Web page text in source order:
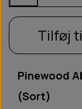
Tilføj
Pinewood
(Sort)